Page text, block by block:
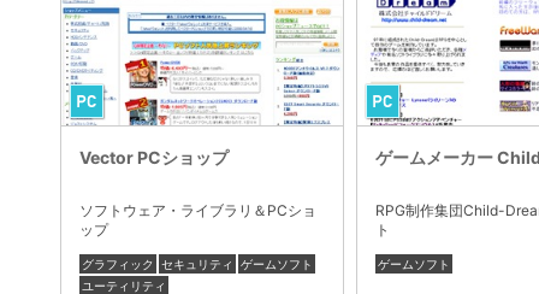
Vector PCショップ
ソフトウェア・ライブラリ＆PCショ
ップ
グラフィック セキュリティ
ゲームソフト
ユーティリティ
ゲームメーカー
RPG制作集団Child-
ト
ゲームソフト